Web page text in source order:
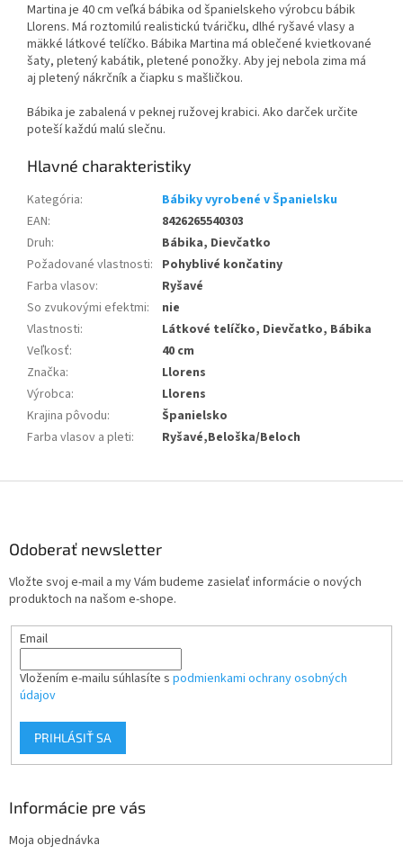
Martina je 40 cm veľká bábika od španielskeho výrobcu bábik
Llorens. Má roztomilú realistickú tváričku, dlhé ryšavé vlasy a
mäkké látkové telíčko. Bábika Martina má oblečené kvietkované
šaty, pletený kabátik, pletené ponožky. Aby jej nebola zima má
aj pletený nákrčník a čiapku s mašličkou.
Bábika je zabalená v peknej ružovej krabici. Ako darček určite
poteší každú malú slečnu.
Kategória:
Bábiky vyrobené v Španielsku
EAN:
8426265540303
Druh:
Bábika, Dievčatko
Požadované vlastnosti: Pohyblivé končatiny
Farba vlasov:
Ryšavé
So zvukovými efektmi:
nie
Vlastnosti:
Látkové telíčko, Dievčatko, Bábika
Veľkosť:
40 cm
Značka:
Llorens
Výrobca:
Llorens
Krajina pôvodu:
Španielsko
Farba vlasov a pleti: Ryšavé,Beloška/Beloch
Odoberať newsletter
Vložte svoj e-mail a my Vám budeme zasielať informácie o nových
produktoch na našom e-shope.
Email
Vložením e-mailu súhlasíte s podmienkami ochrany osobných
údajov
PRIHLÁSIŤ SA
Informácie pre vás
Moja objednávka